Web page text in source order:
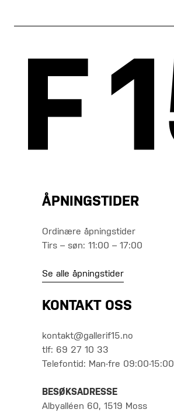
ÅPNINGSTIDER
Ordinære åpningstider
Tirs – søn: 11:00 – 17:00
Se alle åpningstider
KONTAKT OSS
kontakt@gallerif15.no
tlf: 69 27 10 33
Telefontid: Man-fre 09:00-15:00
BESØKSADRESSE
Albyalléen 60, 1519 Moss